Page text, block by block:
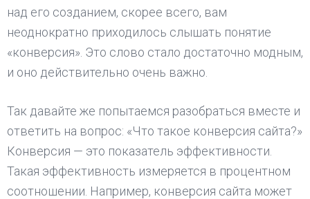
над его созданием, скорее всего, вам
неоднократно приходилось слышать понятие
«конверсия». Это слово стало достаточно модным,
и оно действительно очень важно.
Так давайте же попытаемся разобраться вместе и
ответить на вопрос: «Что такое конверсия сайта?»
Конверсия — это показатель эффективности.
Такая эффективность измеряется в процентном
соотношении. Например, конверсия сайта может